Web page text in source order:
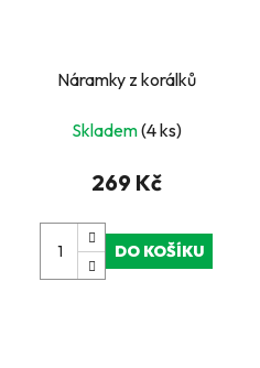
Náramky z korálků
Skladem(4 ks)
269 Kč
DO KOŠÍKU